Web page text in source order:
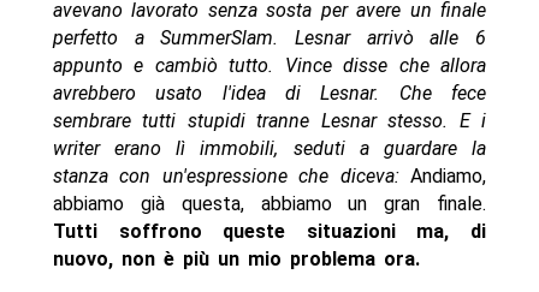
avevano lavorato senza sosta per avere un finale
perfetto a SummerSlam. Lesnar arrivò alle 6
appunto e cambiò tutto. Vince disse che allora
avrebbero usato l'idea di Lesnar. Che fece
sembrare tutti stupidi tranne Lesnar stesso. E i
writer erano lì immobili, seduti a guardare la
stanza con un'espressione che diceva:Andiamo,
abbiamo già questa, abbiamo un gran finale.
Tutti soffrono queste situazioni ma, di
nuovo, non è più un mio problema ora.